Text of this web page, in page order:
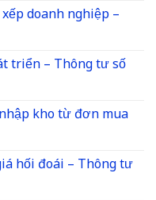
doanh nghiệp –
triển – Thông tư số
kho từ đơn mua
hối đoái – Thông tư